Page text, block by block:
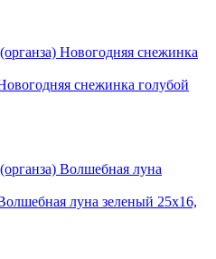
снежинка голубой
луна зеленый 25х16,